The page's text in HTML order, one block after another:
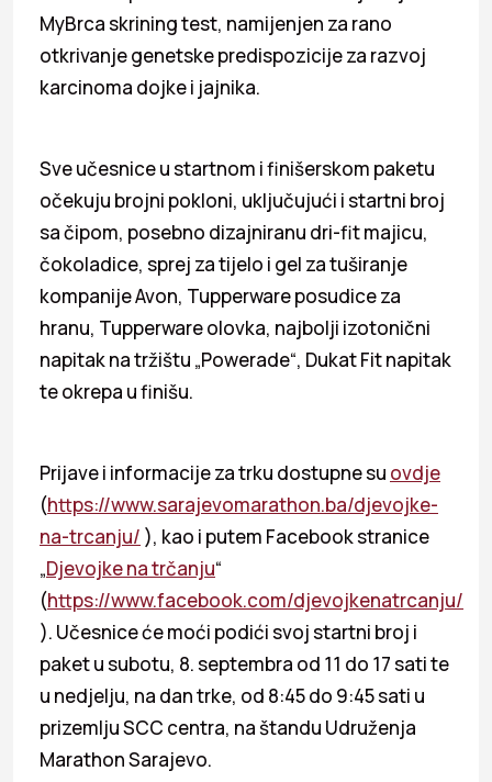
MyBrca skrining test, namijenjen za rano
otkrivanje genetske predispozicije za razvoj
karcinoma dojke i jajnika.
Sve učesnice u startnom i finišerskom paketu
očekuju brojni pokloni, uključujući i startni broj
sa čipom, posebno dizajniranu dri-fit majicu,
čokoladice, sprej za tijelo i gel za tuširanje
kompanije Avon, Tupperware posudice za
hranu, Tupperware olovka, najbolji izotonični
napitak na tržištu „Powerade“, Dukat Fit napitak
te okrepa u finišu.
Prijave i informacije za trku dostupne su ovdje
(https://www.sarajevomarathon.ba/djevojke-
na-trcanju/ ), kao i putem Facebook stranice
„Djevojke na trčanju“
(https://www.facebook.com/djevojkenatrcanju/
). Učesnice će moći podići svoj startni broj i
paket u subotu, 8. septembra od 11 do 17 sati te
u nedjelju, na dan trke, od 8:45 do 9:45 sati u
prizemlju SCC centra, na štandu Udruženja
Marathon Sarajevo.